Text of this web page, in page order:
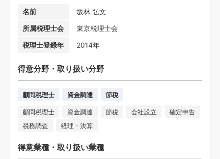
名前
坂林 弘文
所属税理士会
東京税理士会
税理士登録年
2014年
得意分野・取り扱い分野
顧問税理士 資金調達 節税
顧問税理士 資金調達 節税 会社設立
確定申告
税務調査
経理・決算
得意業種・取り扱い業種